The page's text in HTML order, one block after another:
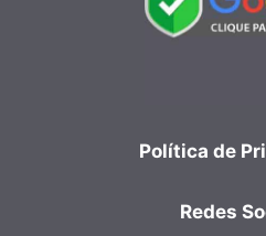
Política de
Redes